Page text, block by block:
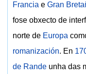
Francia e Gran
fose obxecto de
norte de Europa
romanización. En
de Rande unha das